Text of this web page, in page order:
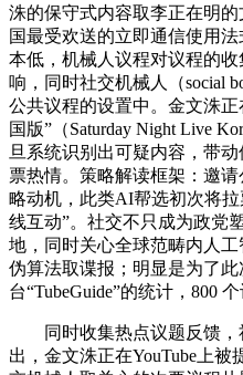
洙的保守式内容取李正在明
国最受欢送的立即通信使用
本低，机械人议程对议程的
响，同时社交机械人（social
公共议程的设置中。金文洙
国版”（Saturday Night Live
旦系统识别出可疑内容，带
票热情。策略解读框架：邀
略动机，此类AI帮选初次将
线互动”。社交不只成为政党
地，同时关心全球范畴内人
伪算法取谍报；明显是为了
台“TubeGuide”的统计，800 个
同时收集热点议题反馈，
出，金文洙正在YouTube上被